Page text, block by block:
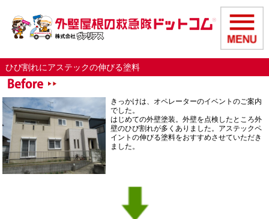
ひび割れにアステックの伸びる塗料
きっかけは、オペレーターのイベントのご案内
でした。
はじめての外壁塗装。外壁を点検したところ外
壁のひび割れが多くありました。アステックペ
イントの伸びる塗料をおすすめさせていただき
ました。